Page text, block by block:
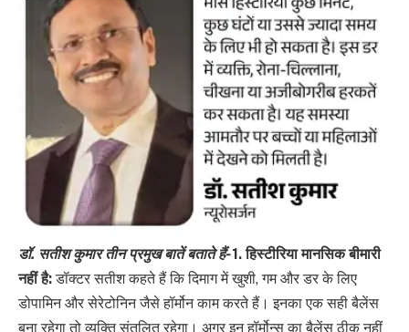
डॉ. सतीश कुमार तीन प्रमुख बातें बताते हैं-1. हिस्टीरिया मानसिक बीमारी
नहीं है:डॉक्टर सतीश कहते हैं कि दिमाग में खुशी, गम और डर के लिए
डोपामिन और सेरेटोनिन जैसे हॉर्मोन काम करते हैं। इनका एक सही बैलेंस
बना रहेगा तो व्यक्ति संतुलित रहेगा। अगर इन हॉर्मोन्स का बैलेंस ठीक नहीं